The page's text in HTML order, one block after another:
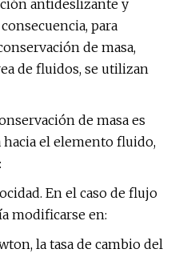
antideslizante y
para
de masa,
de fluidos, se utilizan
de masa es
hacia el elemento fluido,
En el caso de flujo
modificarse en:
la tasa de cambio del